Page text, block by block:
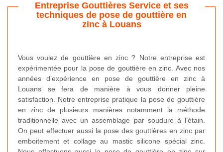
Entreprise Gouttières Service et ses
techniques de pose de gouttière en
zinc à Louans
Vous voulez de gouttière en zinc ? Notre entreprise est
expérimentée pour la pose de gouttière en zinc. Avec nos
années d’expérience en pose de gouttière en zinc à
Louans se fera de manière à vous donner pleine
satisfaction. Notre entreprise pratique la pose de gouttière
en zinc de plusieurs manières notamment la méthode
traditionnelle avec un assemblage par soudure à l’étain.
On peut effectuer aussi la pose des gouttières en zinc par
emboitement et collage au mastic silicone spécial zinc.